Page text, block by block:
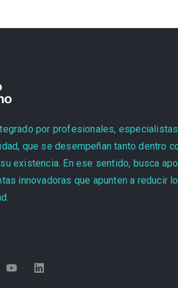
por profesionales,
que se desempeñan tanto dentro
existencia. En ese sentido, busca
innovadoras que apunten a reducir